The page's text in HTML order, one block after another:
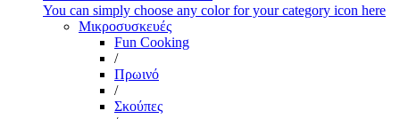
You can simply choose any color for your category icon here
Μικροσυσκευές
Fun Cooking
/
Πρωινό
/
Σκούπες